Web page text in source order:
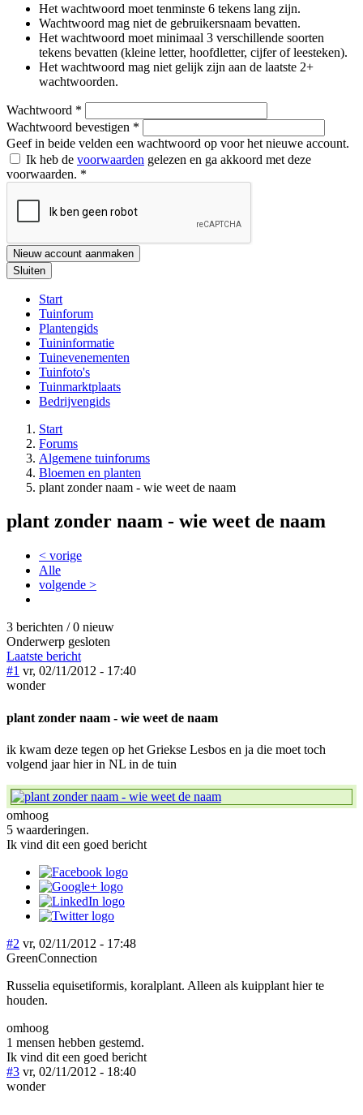
Het wachtwoord moet tenminste 6 tekens lang zijn.
Wachtwoord mag niet de gebruikersnaam bevatten.
Het wachtwoord moet minimaal 3 verschillende soorten
tekens bevatten (kleine letter, hoofdletter, cijfer of leesteken).
Het wachtwoord mag niet gelijk zijn aan de laatste 2+
wachtwoorden.
Wachtwoord *
Wachtwoord bevestigen *
Geef in beide velden een wachtwoord op voor het nieuwe account.
Ik heb de voorwaarden gelezen en ga akkoord met deze
voorwaarden. *
Nieuw account aanmaken
Sluiten
Start
Tuinforum
Plantengids
Tuininformatie
Tuinevenementen
Tuinfoto's
Tuinmarktplaats
Bedrijvengids
Start
Forums
Algemene tuinforums
Bloemen en planten
plant zonder naam - wie weet de naam
plant zonder naam - wie weet de naam
< vorige
Alle
volgende >
3 berichten / 0 nieuw
Onderwerp gesloten
Laatste bericht
#1 vr, 02/11/2012 - 17:40
wonder
plant zonder naam - wie weet de naam
ik kwam deze tegen op het Griekse Lesbos en ja die moet toch
volgend jaar hier in NL in de tuin
omhoog
5 waarderingen.
Ik vind dit een goed bericht
#2 vr, 02/11/2012 - 17:48
GreenConnection
Russelia equisetiformis, koralplant. Alleen als kuipplant hier te
houden.
omhoog
1 mensen hebben gestemd.
Ik vind dit een goed bericht
#3 vr, 02/11/2012 - 18:40
wonder